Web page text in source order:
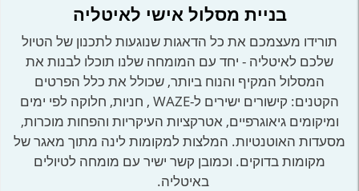
בניית מסלול אישי לאיטליה
תורידו מעצמכם את כל הדאגות שנוגעות לתכנון של הטיול
שלכם לאיטליה - יחד עם המומחה שלנו תוכלו לבנות את
המסלול המקיף והנוח ביותר, שכולל את כלל הפרטים
הקטנים: קישורים ישירים ל-WAZE , חניות, חלוקה לפי ימים
ומיקומים גיאוגרפיים, אטרקציות העיקריות והפחות מוכרות,
מסעדות האוטנטיות. המלצות למקומות לינה מתוך מאגר של
מקומות בדוקים. וכמובן קשר ישיר עם מומחה לטיולים
באיטליה.